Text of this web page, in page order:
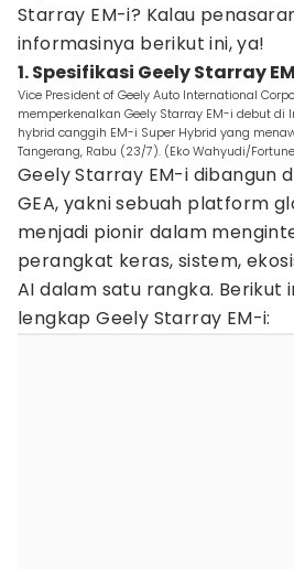
Starray EM-i? Kalau
informasinya berikut ini, ya!
1. Spesifikasi Geely Starray
Vice President of Geely Auto International
memperkenalkan Geely Starray EM-i debut di
hybrid canggih EM-i Super Hybrid yang
Tangerang, Rabu (23/7). (Eko Wahyudi/
Geely Starray EM-i dibangun
GEA, yakni sebuah platform
menjadi pionir dalam
perangkat keras, sistem,
AI dalam satu rangka. Berikut
lengkap Geely Starray EM-i: